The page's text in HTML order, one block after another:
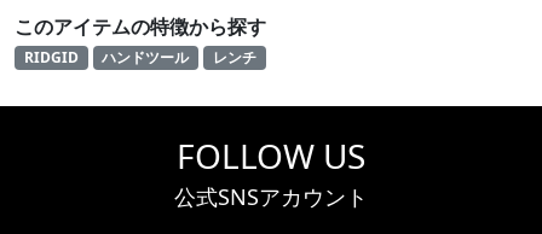
このアイテムの特徴から探す
RIDGID ハンドツール レンチ
FOLLOW US
公式SNSアカウント